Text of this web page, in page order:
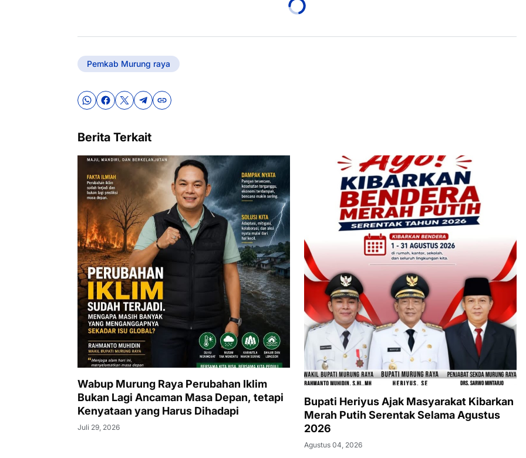
Pemkab Murung raya
Berita Terkait
Wabup Murung Raya Perubahan Iklim
Bukan Lagi Ancaman Masa Depan, tetapi
Kenyataan yang Harus Dihadapi
Juli 29, 2026
Bupati Heriyus Ajak Masyarakat Kibarkan
Merah Putih Serentak Selama Agustus
2026
Agustus 04, 2026